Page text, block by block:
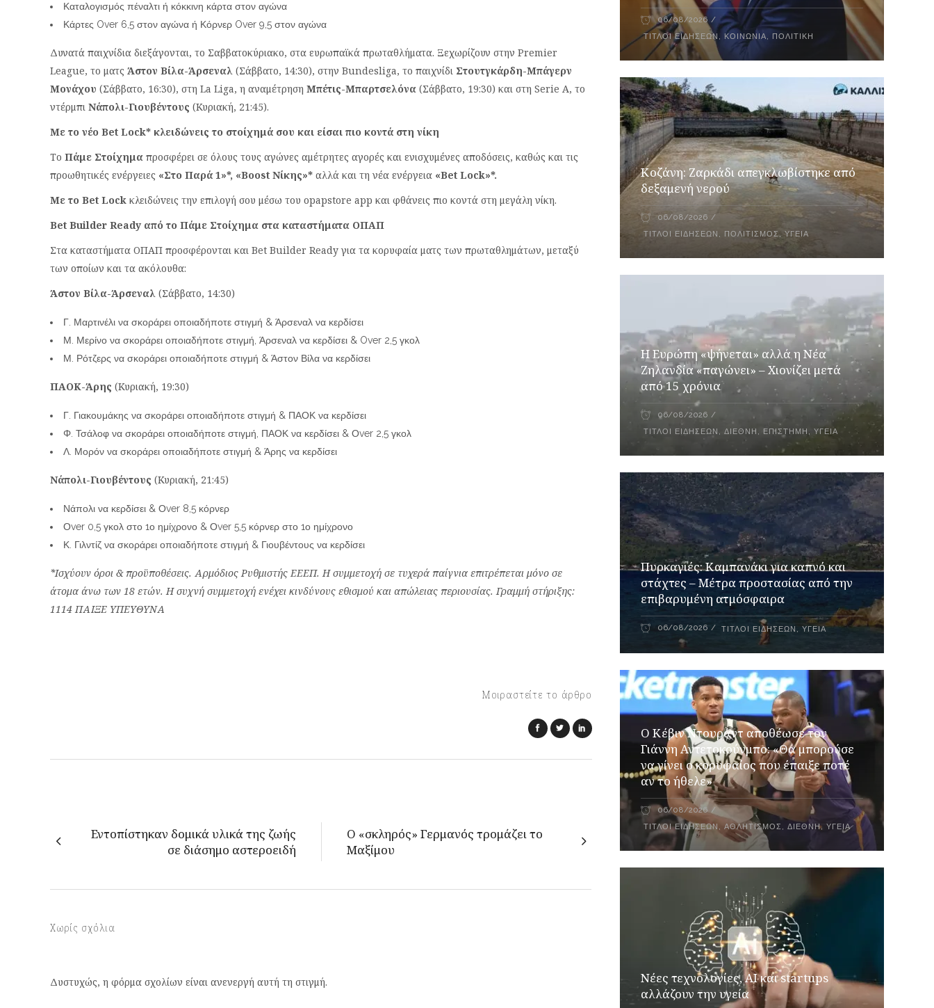
Καταλογισμός πέναλτι ή κόκκινη κάρτα στον αγώνα
Κάρτες Over 6,5 στον αγώνα ή Κόρνερ Over 9,5 στον αγώνα
Δυνατά παιχνίδια διεξάγονται, το Σαββατοκύριακο, στα ευρωπαϊκά πρωταθλήματα. Ξεχωρίζουν στην Premier
League, το ματς Άστον Βίλα-Άρσεναλ (Σάββατο, 14:30), στην Bundesliga, το παιχνίδι Στουτγκάρδη-Μπάγερν
Μονάχου (Σάββατο, 16:30), στη La Liga, η αναμέτρηση Μπέτις-Μπαρτσελόνα (Σάββατο, 19:30) και στη Serie A, το
ντέρμπι Νάπολι-Γιουβέντους (Κυριακή, 21:45).
Mε το νέο Βet Lock* κλειδώνεις το στοίχημά σου και είσαι πιο κοντά στη νίκη
Το Πάμε Στοίχημα προσφέρει σε όλους τους αγώνες αμέτρητες αγορές και ενισχυμένες αποδόσεις, καθώς και τις
προωθητικές ενέργειες «Στο Παρά 1»*, «Βοοst Νίκης»* αλλά και τη νέα ενέργεια «Βet Lock»*.
Με το Bet Lock κλειδώvεις την επιλογή σου μέσω του opapstore app και φθάνεις πιο κοντά στη μεγάλη νίκη.
Bet Builder Ready από το Πάμε Στοίχημα στα καταστήματα ΟΠΑΠ
Στα καταστήματα ΟΠΑΠ προσφέρονται και Bet Builder Ready για τα κορυφαία ματς των πρωταθλημάτων, μεταξύ
των οποίων και τα ακόλουθα:
Άστον Βίλα-Άρσεναλ (Σάββατο, 14:30)
Γ. Μαρτινέλι να σκοράρει οποιαδήποτε στιγμή & Άρσεναλ να κερδίσει
Μ. Μερίνο να σκοράρει οποιαδήποτε στιγμή, Άρσεναλ να κερδίσει & Over 2,5 γκολ
Μ. Ρότζερς να σκοράρει οποιαδήποτε στιγμή & Άστον Βίλα να κερδίσει
ΠΑΟΚ-Άρης (Κυριακή, 19:30)
Γ. Γιακουμάκης να σκοράρει οποιαδήποτε στιγμή & ΠΑΟΚ να κερδίσει
Φ. Τσάλοφ να σκοράρει οποιαδήποτε στιγμή, ΠΑΟΚ να κερδίσει & Οver 2,5 γκολ
Λ. Μορόν να σκοράρει οποιαδήποτε στιγμή & Άρης να κερδίσει
Νάπολι-Γιουβέντους (Κυριακή, 21:45)
Νάπολι να κερδίσει & Οver 8,5 κόρνερ
Οver 0,5 γκολ στο 1ο ημίχρονο & Οver 5,5 κόρνερ στο 1ο ημίχρονο
Κ. Γιλντίζ να σκοράρει οποιαδήποτε στιγμή & Γιουβέντους να κερδίσει
*Ισχύουν όροι & προϋποθέσεις. Αρμόδιος Ρυθμιστής ΕΕΕΠ. Η συμμετοχή σε τυχερά παίγνια επιτρέπεται μόνο σε
άτομα άνω των 18 ετών. Η συχνή συμμετοχή ενέχει κινδύνους εθισμού και απώλειας περιουσίας. Γραμμή στήριξης:
1114 ΠΑΙΞΕ ΥΠΕΥΘΥΝΑ
Μοιραστείτε το άρθρο
Εντοπίστηκαν δομικά υλικά της ζωής
σε διάσημο αστεροειδή
Ο «σκληρός» Γερμανός τρομάζει το
Μαξίμου
Χωρίς σχόλια
Δυστυχώς, η φόρμα σχολίων είναι ανενεργή αυτή τη στιγμή.
06/08/2026
ΤΊΤΛΟΙ ΕΙΔΉΣΕΩΝ , ΚΟΙΝΩΝΊΑ, ΠΟΛΙΤΙΚΉ
Κοζάνη: Ζαρκάδι απεγκλωβίστηκε από
δεξαμενή νερού
06/08/2026
ΤΊΤΛΟΙ ΕΙΔΉΣΕΩΝ , ΠΟΛΙΤΙΣΜΌΣ,ΥΓΕΊΑ
Η Ευρώπη «ψήνεται» αλλά η Νέα
Ζηλανδία «παγώνει» – Χιονίζει μετά
από 15 χρόνια
06/08/2026
ΤΊΤΛΟΙ ΕΙΔΉΣΕΩΝ ,ΔΙΕΘΝΉ , ΕΠΙΣΤΉΜΗ ,ΥΓΕΊΑ
Πυρκαγιές: Καμπανάκι για καπνό και
στάχτες – Μέτρα προστασίας από την
επιβαρυμένη ατμόσφαιρα
06/08/2026 ΤΊΤΛΟΙ ΕΙΔΉΣΕΩΝ ,ΥΓΕΊΑ
Ο Κέβιν Ντουράντ αποθέωσε τον
Γιάννη Αντετοκούνμπο: «Θα μπορούσε
να γίνει ο κορυφαίος που έπαιξε ποτέ
αν το ήθελε»
06/08/2026
ΤΊΤΛΟΙ ΕΙΔΉΣΕΩΝ ,ΑΘΛΗΤΙΣΜΌΣ,ΔΙΕΘΝΉ,ΥΓΕΊΑ
Νέες τεχνολογίες, AI και startups
αλλάζουν την υγεία